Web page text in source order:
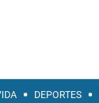
DEPORTES